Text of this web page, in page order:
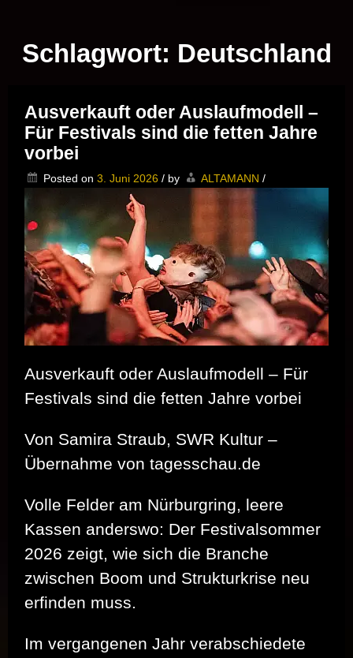
Schlagwort: Deutschland
Ausverkauft oder Auslaufmodell –
Für Festivals sind die fetten Jahre
vorbei
Posted on 3. Juni 2026 / by ALTAMANN /
Ausverkauft oder Auslaufmodell – Für
Festivals sind die fetten Jahre vorbei
Von Samira Straub, SWR Kultur –
Übernahme von tagesschau.de
Volle Felder am Nürburgring, leere
Kassen anderswo: Der Festivalsommer
2026 zeigt, wie sich die Branche
zwischen Boom und Strukturkrise neu
erfinden muss.
Im vergangenen Jahr verabschiedete